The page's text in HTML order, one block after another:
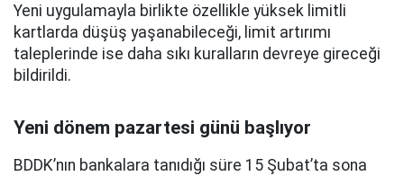
Yeni uygulamayla birlikte özellikle yüksek limitli
kartlarda düşüş yaşanabileceği, limit artırımı
taleplerinde ise daha sıkı kuralların devreye gireceği
bildirildi.
Yeni dönem pazartesi günü başlıyor
BDDK’nın bankalara tanıdığı süre 15 Şubat’ta sona